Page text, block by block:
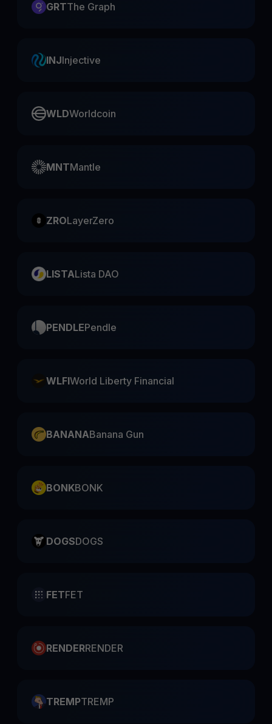
GRTThe Graph
INJInjective
WLDWorldcoin
MNTMantle
ZROLayerZero
LISTALista DAO
PENDLEPendle
WLFIWorld Liberty Financial
BANANABanana Gun
BONKBONK
DOGSDOGS
FETFET
RENDERRENDER
TREMPTREMP